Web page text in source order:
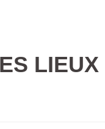
LIEUX